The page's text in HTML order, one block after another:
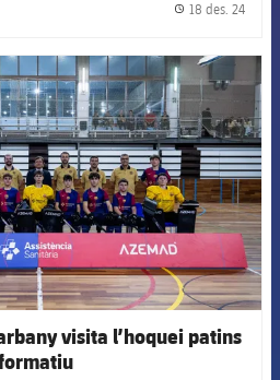
18 des. 24
FCB Barcelona badge
visita l’hoquei patins